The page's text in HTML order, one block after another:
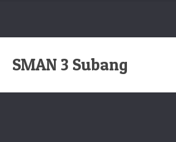
SMAN 3 Subang